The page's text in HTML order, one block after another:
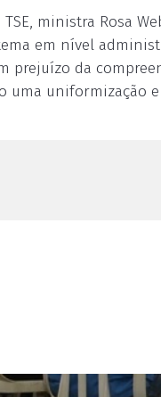
ministra Rosa
em nível
prejuízo da
uniformização